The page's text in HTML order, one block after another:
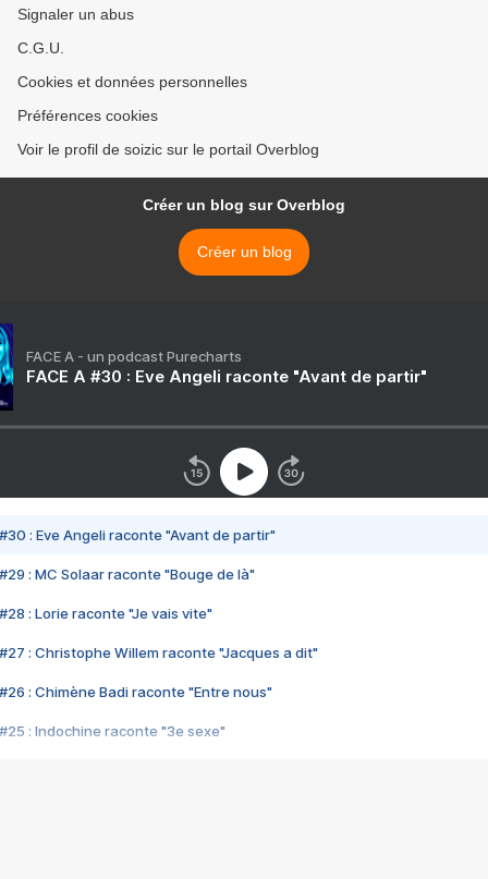
Signaler un abus
C.G.U.
Cookies et données personnelles
Préférences cookies
Voir le profil de soizic sur le portail Overblog
Créer un blog sur Overblog
Créer un blog
FACE A - un podcast Purecharts
FACE A #30 : Eve Angeli raconte "Avant de partir"
#30 : Eve Angeli raconte "Avant de partir"
#29 : MC Solaar raconte "Bouge de là"
#28 : Lorie raconte "Je vais vite"
#27 : Christophe Willem raconte "Jacques a dit"
#26 : Chimène Badi raconte "Entre nous"
#25 : Indochine raconte "3e sexe"